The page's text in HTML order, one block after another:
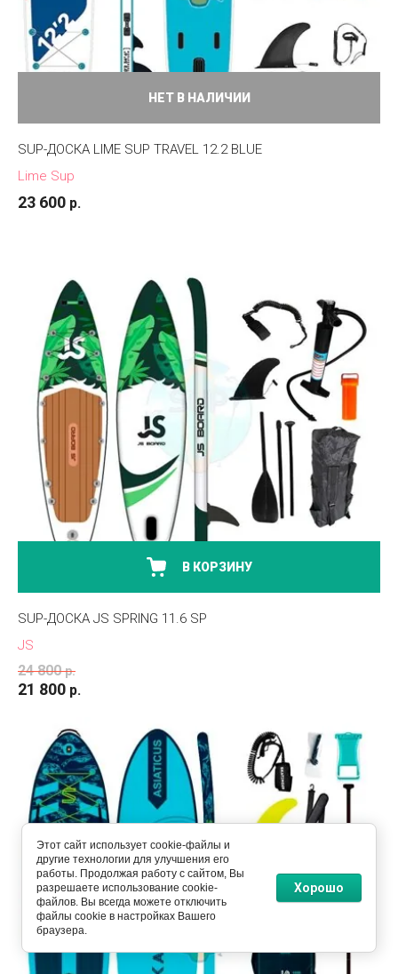
НЕТ В НАЛИЧИИ
SUP-ДОСКА LIME SUP TRAVEL 12.2 BLUE
Lime Sup
23 600 р.
В КОРЗИНУ
SUP-ДОСКА JS SPRING 11.6 SP
JS
24 800 р.
21 800 р.
Этот сайт использует cookie-файлы и
другие технологии для улучшения его
работы. Продолжая работу с сайтом, Вы
разрешаете использование cookie-
файлов. Вы всегда можете отключить
файлы cookie в настройках Вашего
браузера.
Хорошо